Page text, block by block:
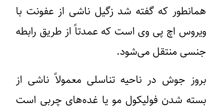
همانطور که گفته شد زگیل ناشی از عفونت با
ویروس اچ پی وی است که عمدتاً از طریق رابطه
جنسی منتقل می‌شود.
بروز جوش در ناحیه تناسلی معمولاً ناشی از
بسته شدن فولیکول مو یا غده‌های چربی است